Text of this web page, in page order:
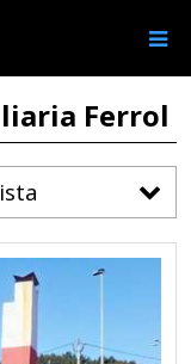
Ferrol